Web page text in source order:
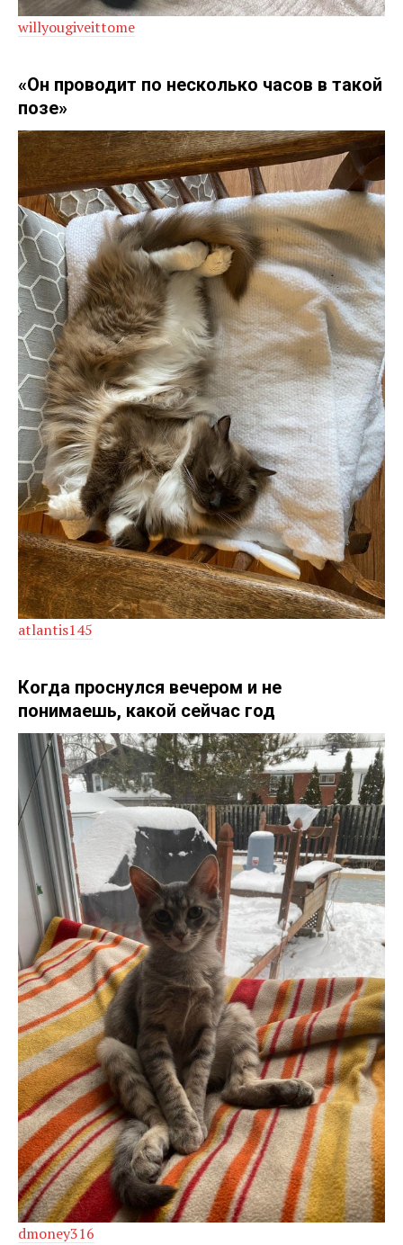
willyougiveittome
«Он проводит по несколько часов в такой
позе»
atlantis145
Когда проснулся вечером и не
понимаешь, какой сейчас год
dmoney316